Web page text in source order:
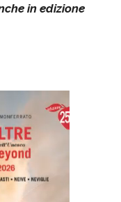
in edizione